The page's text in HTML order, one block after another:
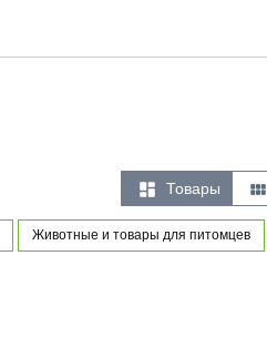
 Товары 
Животные и товары для питомцев